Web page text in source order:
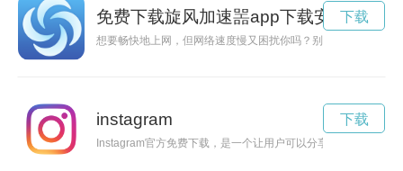
免费下载旋风加速噐app下载安装
想要畅快地上网，但网络速度慢又困扰你吗？别担心！现在有
下载
instagram
Instagram官方免费下载，是一个让用户可以分享图片和视频的
下载